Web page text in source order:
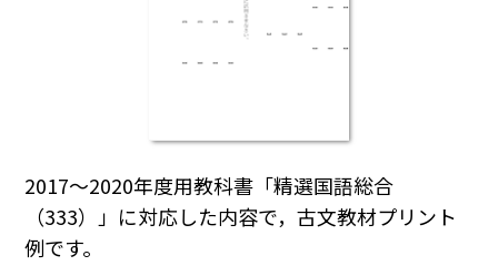
2017～2020年度用教科書「精選国語総合
（333）」に対応した内容で，古文教材プリント
例です。